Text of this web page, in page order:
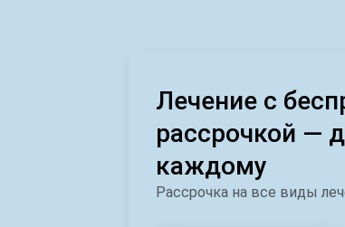
Лечение с
рассрочкой —
каждому
Рассрочка на все виды